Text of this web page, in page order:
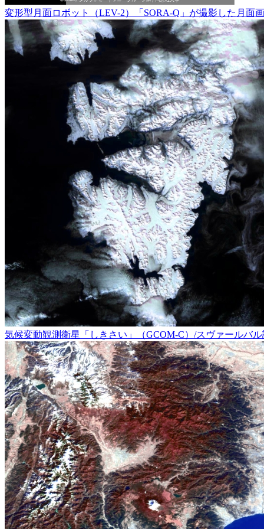
変形型月面ロボット（LEV-2）「SORA-Q」が撮影した月面
気候変動観測衛星「しきさい」（GCOM-C）/スヴァールバ